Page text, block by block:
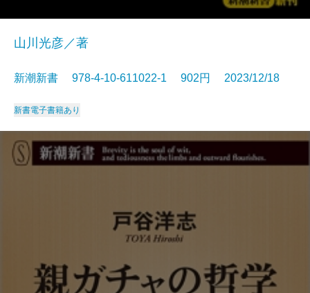
山川光彦／著
新潮新書 978-4-10-611022-1 902円 2023/12/18
新書電子書籍あり